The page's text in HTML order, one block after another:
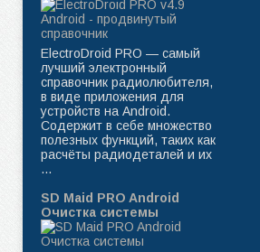
ElectroDroid PRO — самый
лучший электронный
справочник радиолюбителя,
в виде приложения для
устройств на Android.
Содержит в себе множество
полезных функций, таких как
расчёты радиодеталей и их
...
SD Maid PRO Android
Очистка системы